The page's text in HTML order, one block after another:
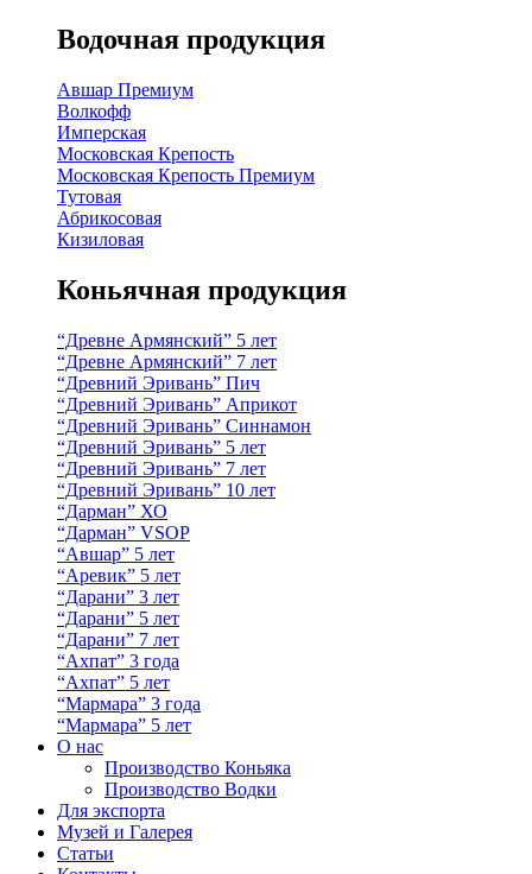
Водочная продукция
Авшар Премиум
Волкофф
Имперская
Московская Крепость
Московская Крепость Премиум
Тутовая
Абрикосовая
Кизиловая
Коньячная продукция
“Древне Армянский” 5 лет
“Древне Армянский” 7 лет
“Древний Эривань” Пич
“Древний Эривань” Априкот
“Древний Эривань” Синнамон
“Древний Эривань” 5 лет
“Древний Эривань” 7 лет
“Древний Эривань” 10 лет
“Дарман” ХО
“Дарман” VSOP
“Авшар” 5 лет
“Аревик” 5 лет
“Дарани” 3 лет
“Дарани” 5 лет
“Дарани” 7 лет
“Ахпат” 3 года
“Ахпат” 5 лет
“Мармара” 3 года
“Мармара” 5 лет
О нас
Производство Коньяка
Производство Водки
Для экспорта
Музей и Галерея
Статьи